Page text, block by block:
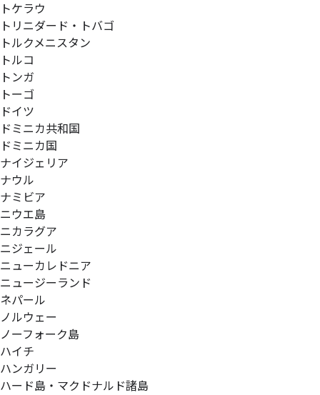
トケラウ
トリニダード・トバゴ
トルクメニスタン
トルコ
トンガ
トーゴ
ドイツ
ドミニカ共和国
ドミニカ国
ナイジェリア
ナウル
ナミビア
ニウエ島
ニカラグア
ニジェール
ニューカレドニア
ニュージーランド
ネパール
ノルウェー
ノーフォーク島
ハイチ
ハンガリー
ハード島・マクドナルド諸島